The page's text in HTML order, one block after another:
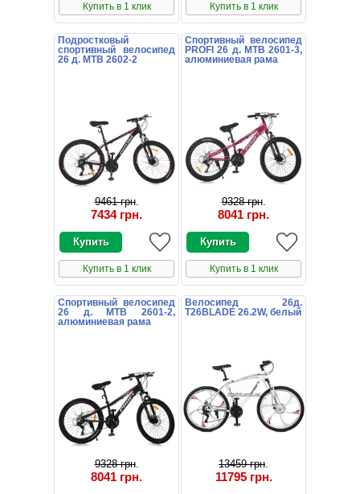
Купить в 1 клик Купить в 1 клик
Подростковый
спортивный велосипед
26 д. MTB 2602-2
9461 грн.
7434 грн.
Купить в 1 клик
Спортивный велосипед
PROFI 26 д. MTB 2601-3,
алюминиевая рама
9328 грн.
8041 грн.
Купить в 1 клик
Спортивный велосипед
26 д. MTB 2601-2,
алюминиевая рама
9328 грн.
8041 грн.
Велосипед 26д.
T26BLADE 26.2W, белый
13459 грн.
11795 грн.